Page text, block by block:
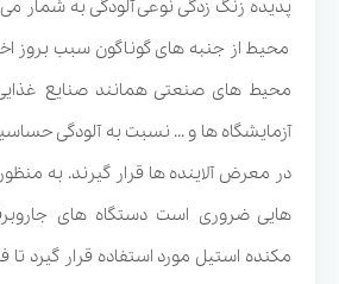
پدیده زنگ زدگی نوعی آلودگی به شمار
محیط از جنبه های گوناگون سبب بروز
محیط های صنعتی همانند صنایع
آزمایشگاه ها و ... نسبت به آلودگی حساسیت
در معرض آلاینده ها قرار گیرند. به
هایی ضروری است دستگاه های
مکنده استیل مورد استفاده قرار گیرد تا